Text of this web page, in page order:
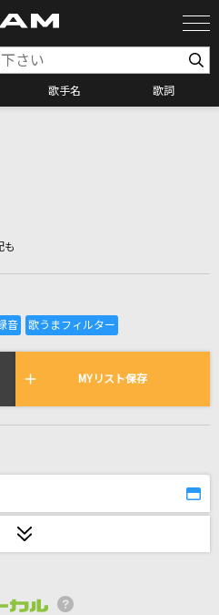
歌手名 歌詞
りれき
われている曲の一覧
も
MYリスト保存